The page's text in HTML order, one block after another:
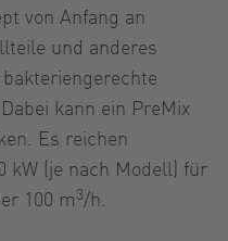
von Anfang an
und anderes
kann ein PreMix
Es reichen
kW (je nach Modell) für
100 m3/h.